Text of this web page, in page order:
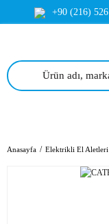
+90 (216)
Anasayfa Elektrikli El Aletleri